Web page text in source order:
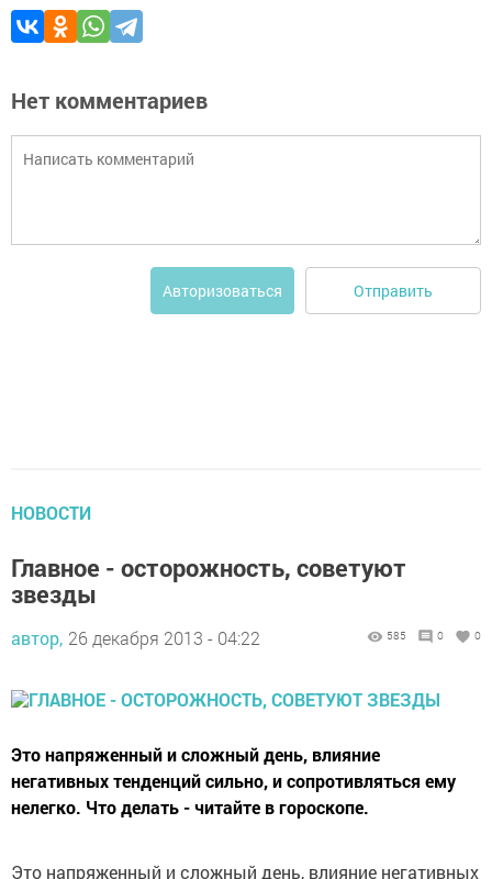
Нет комментариев
Авторизоваться Отправить
НОВОСТИ
Главное - осторожность, советуют
звезды
автор, 26 декабря 2013 - 04:22 585 0 0
Это напряженный и сложный день, влияние
негативных тенденций сильно, и сопротивляться ему
нелегко. Что делать - читайте в гороскопе.
Это напряженный и сложный день, влияние негативных